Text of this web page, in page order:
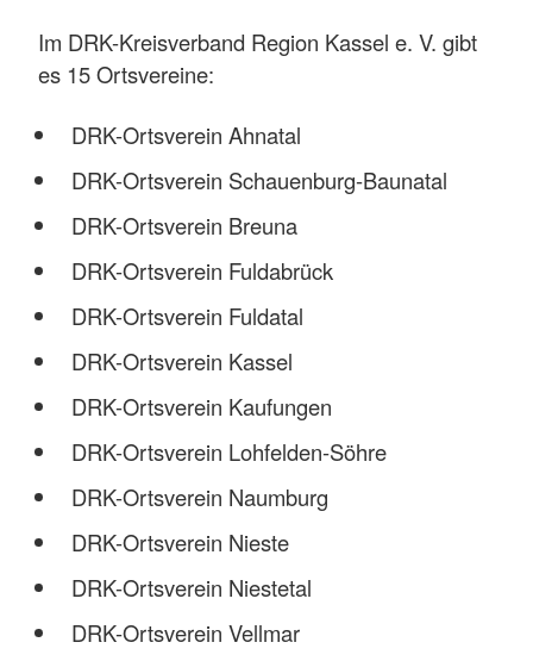
Im DRK-Kreisverband Region Kassel e. V. gibt
es 15 Ortsvereine:
DRK-Ortsverein Ahnatal
DRK-Ortsverein Schauenburg-Baunatal
DRK-Ortsverein Breuna
DRK-Ortsverein Fuldabrück
DRK-Ortsverein Fuldatal
DRK-Ortsverein Kassel
DRK-Ortsverein Kaufungen
DRK-Ortsverein Lohfelden-Söhre
DRK-Ortsverein Naumburg
DRK-Ortsverein Nieste
DRK-Ortsverein Niestetal
DRK-Ortsverein Vellmar